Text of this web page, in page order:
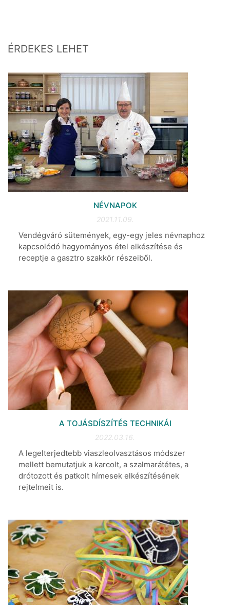
ÉRDEKES LEHET
NÉVNAPOK
2021.11.09.
Vendégváró sütemények, egy-egy jeles névnaphoz
kapcsolódó hagyományos étel elkészítése és
receptje a gasztro szakkör részeiből.
A TOJÁSDÍSZÍTÉS TECHNIKÁI
2022.03.16.
A legelterjedtebb viaszleolvasztásos módszer
mellett bemutatjuk a karcolt, a szalmarátétes, a
drótozott és patkolt hímesek elkészítésének
rejtelmeit is.